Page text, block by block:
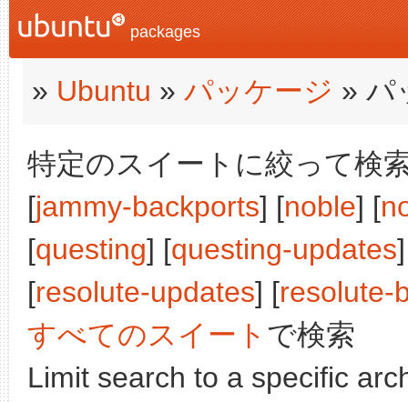
packages
» Ubuntu » パッケージ » パ
特定のスイートに絞って検
[jammy-backports] [noble] [
[questing] [questing-updates
[resolute-updates] [resolute-
すべてのスイート で検索
Limit search to a specific